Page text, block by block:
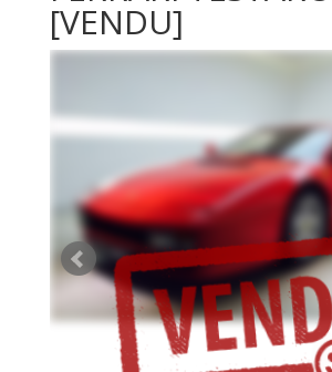
[VENDU]